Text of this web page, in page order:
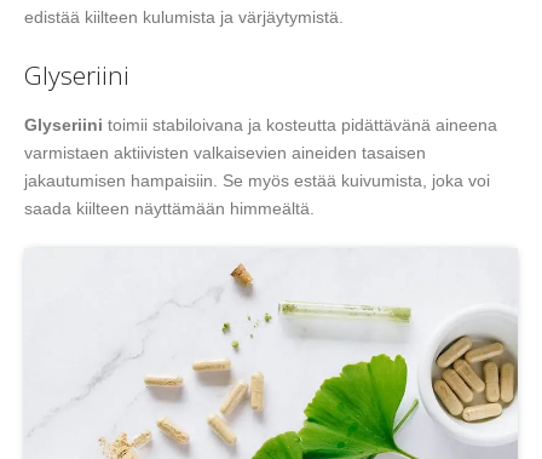
edistää kiilteen kulumista ja värjäytymistä.
Glyseriini
Glyseriini toimii stabiloivana ja kosteutta pidättävänä aineena
varmistaen aktiivisten valkaisevien aineiden tasaisen
jakautumisen hampaisiin. Se myös estää kuivumista, joka voi
saada kiilteen näyttämään himmeältä.